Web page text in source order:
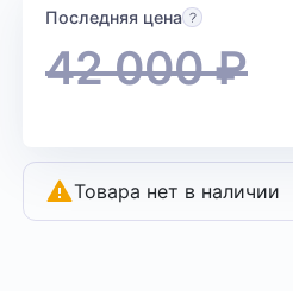
Последняя цена
42 000₽
Товара нет в наличии